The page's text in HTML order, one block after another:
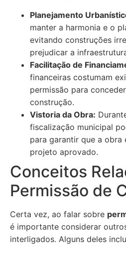
Planejamento
manter a harmonia e o
evitando construções
prejudicar a
Facilitação de
financeiras costumam
permissão para
construção.
Vistoria da Obra:
fiscalização municipal
para garantir que a obra
projeto aprovado.
Conceitos
Permissão de
Certa vez, ao falar sobre
é importante considerar
interligados. Alguns deles